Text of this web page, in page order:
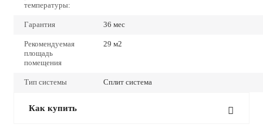
температуры:
Гарантия 36 мес
Рекомендуемая
площадь
помещения
29 м2
Тип системы Сплит система
Как купить